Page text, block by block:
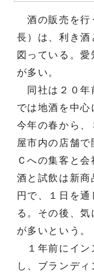
酒の販売を行
長）は、利き酒
図っている。
が多い。
同社は２０年
では地酒を中心
今年の春から、
屋市内の店舗で
Ｃへの集客と
酒と試飲は新商
円で、１日を
る。その後、気
が多いという。
１年前にイン
し、ブランデ